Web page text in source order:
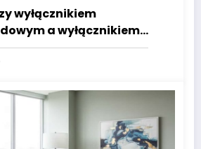
wyłącznikiem
a wyłącznikiem